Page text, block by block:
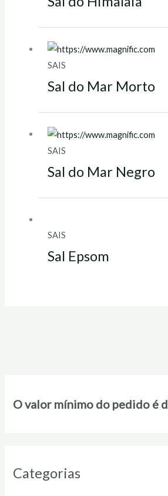
O valor mínimo do pedido é
Categorias
SAIS
Sal do Mar Morto
SAIS
Sal do Mar Negro
SAIS
Sal Epsom